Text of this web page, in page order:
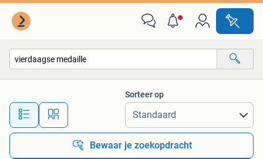
Alle afstanden…
Sorteer op
Bewaar je zoekopdracht